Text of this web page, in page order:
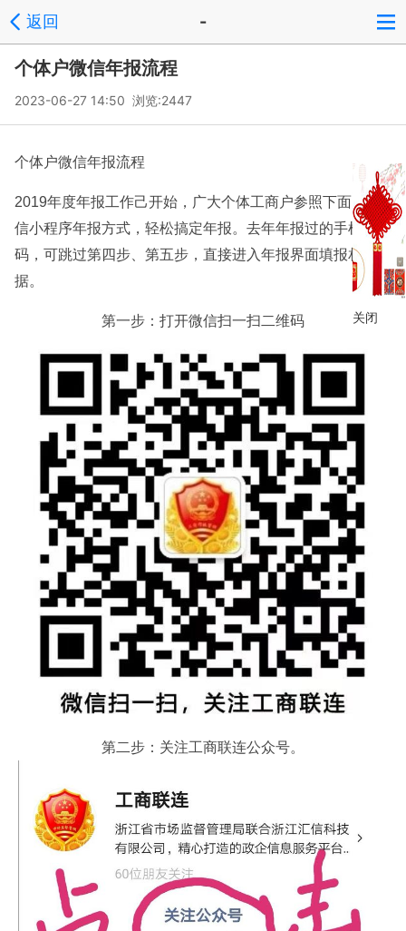
返回 -
个体户微信年报流程
2023-06-27 14:50 浏览:2447
个体户微信年报流程
2019年度年报工作己开始，广大个体工商户参照下面的微
信小程序年报方式，轻松搞定年报。去年年报过的手机号
码，可跳过第四步、第五步，直接进入年报界面填报相关数
据。
第一步：打开微信扫一扫二维码
第二步：关注工商联连公众号。
关闭